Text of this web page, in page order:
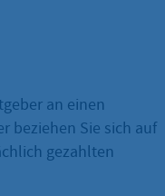
an einen
beziehen Sie sich auf
gezahlten